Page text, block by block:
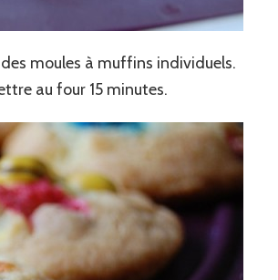
moules à muffins individuels.
au four 15 minutes.